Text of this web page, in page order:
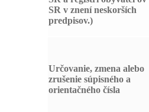
SR v znení neskorších
predpisov.)
Určovanie, zmena alebo
zrušenie súpisného a
orientačného čísla